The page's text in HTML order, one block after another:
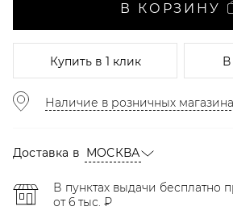
В КОРЗИНУ
Купитьв 1 клик В
Наличие в розничных
Доставка в МОСКВА
В пунктах выдачи бесплатно
от 6 тыс. ₽